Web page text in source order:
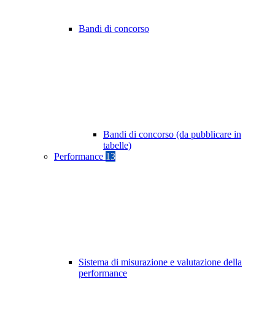
Bandi di concorso
Bandi di concorso (da pubblicare in
tabelle)
Performance 13
Sistema di misurazione e valutazione della
performance